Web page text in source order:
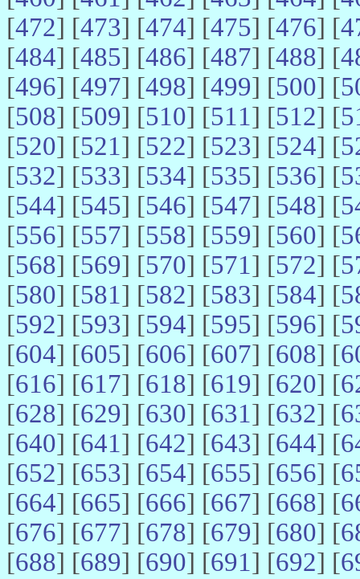
[472] [473] [474] [475] [476] [
[484] [485] [486] [487] [488] [
[496] [497] [498] [499] [500] [
[508] [509] [510] [511] [512] [
[520] [521] [522] [523] [524] [
[532] [533] [534] [535] [536] [
[544] [545] [546] [547] [548] [
[556] [557] [558] [559] [560] [
[568] [569] [570] [571] [572] [
[580] [581] [582] [583] [584] [
[592] [593] [594] [595] [596] [
[604] [605] [606] [607] [608] [
[616] [617] [618] [619] [620] [
[628] [629] [630] [631] [632] [
[640] [641] [642] [643] [644] [
[652] [653] [654] [655] [656] [
[664] [665] [666] [667] [668] [
[676] [677] [678] [679] [680] [
[688] [689] [690] [691] [692] [